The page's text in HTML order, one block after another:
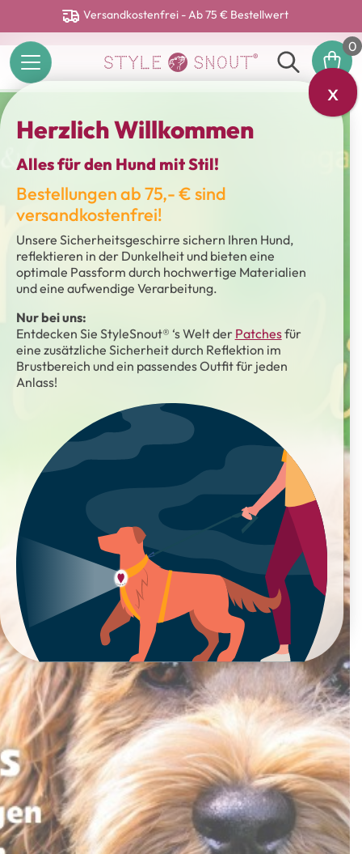
Versandkostenfrei - Ab 75 € Bestellwert
0
Herzlich Willkommen
Alles für den Hund mit Stil!
Bestellungen ab 75,- € sind
versandkostenfrei!
Unsere Sicherheitsgeschirre sichern Ihren Hund,
reflektieren in der Dunkelheit und bieten eine
optimale Passform durch hochwertige Materialien
und eine aufwendige Verarbeitung.
Nur bei uns:
Entdecken Sie StyleSnout® ‘s Welt der Patchesfür
eine zusätzliche Sicherheit durch Reflektion im
Brustbereich und ein passendes Outfit für jeden
Anlass!
x